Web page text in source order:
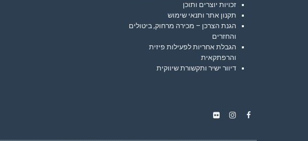
זכויות יוצרים ותוכן
תקנון אתר ותנאי שימוש
הגנת הצרכן – מכירה מרחוק, ביטולים
והחזרים
הגבלת אחריות לפעילות פיזית
והרפתקאית
דיוור ישיר ותקשורת שיווקית